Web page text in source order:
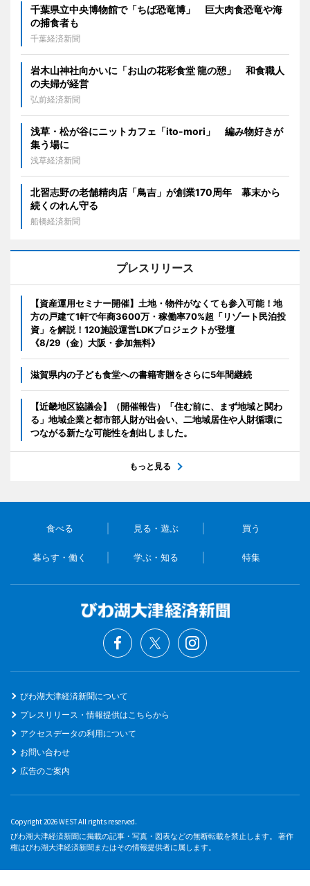
千葉県立中央博物館で「ちば恐竜博」 巨大肉食恐竜や海
の捕食者も
千葉経済新聞
岩木山神社向かいに「お山の花彩食堂 龍の憩」 和食職人
の夫婦が経営
弘前経済新聞
浅草・松が谷にニットカフェ「ito-mori」 編み物好きが
集う場に
浅草経済新聞
北習志野の老舗精肉店「鳥吉」が創業170周年 幕末から
続くのれん守る
船橋経済新聞
プレスリリース
【資産運用セミナー開催】土地・物件がなくても参入可能！地
方の戸建て1軒で年商3600万・稼働率70%超「リゾート民泊投
資」を解説！120施設運営LDKプロジェクトが登壇
《8/29（金）大阪・参加無料》
滋賀県内の子ども食堂への書籍寄贈をさらに5年間継続
【近畿地区協議会】（開催報告）「住む前に、まず地域と関わ
る」地域企業と都市部人財が出会い、二地域居住や人財循環に
つながる新たな可能性を創出しました。
もっと見る
食べる 見る・遊ぶ 買う
暮らす・働く 学ぶ・知る 特集
びわ湖大津経済新聞について
プレスリリース・情報提供はこちらから
アクセスデータの利用について
お問い合わせ
広告のご案内
Copyright 2026 WEST All rights reserved.
びわ湖大津経済新聞に掲載の記事・写真・図表などの無断転載を禁止します。 著作
権はびわ湖大津経済新聞またはその情報提供者に属します。